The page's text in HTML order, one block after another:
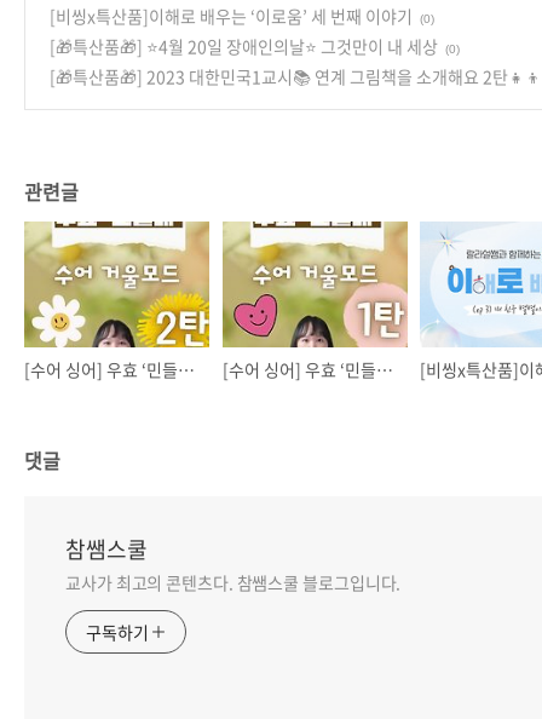
[비씽x특산품]이해로 배우는 ‘이로움’ 세 번째 이야기 (0)
[🎁특산품🎁] ⭐️4월 20일 장애인의날⭐️ 그것만이 내 세상 (0)
[🎁특산품🎁] 2023 대한민국1교시📚 연계 그림책을 소개해요 2탄👧👦
관련글
[수어 싱어] 우효 ‘민들레’ 2탄 [수어 싱어] 우효 ‘민들레’ 1탄
댓글
참쌤스쿨
교사가 최고의 콘텐츠다. 참쌤스쿨 블로그입니다.
구독하기